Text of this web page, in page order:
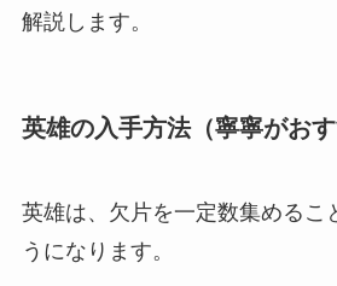
解説します。
英雄の入手方法（寧寧がおす
英雄は、欠片を一定数集めるこ
うになります。